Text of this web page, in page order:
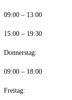
09:00 – 13:00
15:00 – 19:30
Donnerstag:
09:00 – 18:00
Freitag: